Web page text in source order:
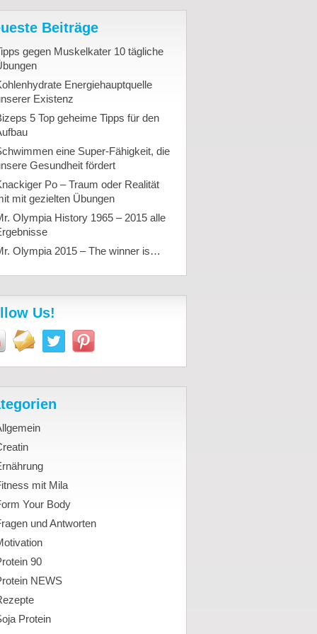
Beiträge
gegen Muskelkater 10 tägliche
Energiehauptquelle
Existenz
5 Top geheime Tipps für den
eine Super-Fähigkeit, die
Gesundheit fördert
Po – Traum oder Realität
mit gezielten Übungen
Olympia History 1965 – 2015 alle
Olympia 2015 – The winner is…
Us!
mit Mila
Your Body
und Antworten
90
NEWS
Protein